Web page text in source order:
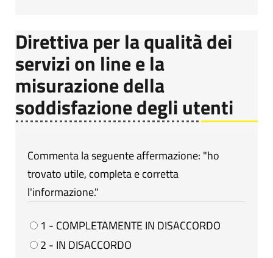
Direttiva per la qualità dei
servizi on line e la
misurazione della
soddisfazione degli utenti
Commenta la seguente affermazione: "ho
trovato utile, completa e corretta
l'informazione."
1 - COMPLETAMENTE IN DISACCORDO
2 - IN DISACCORDO